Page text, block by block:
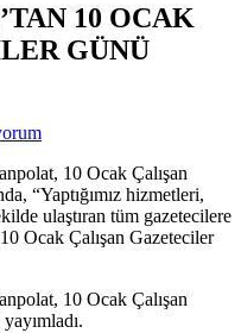
10 OCAK
GÜNÜ
10 Ocak Çalışan
“Yaptığımız hizmetleri,
ulaştıran tüm gazetecilere
Ocak Çalışan Gazeteciler
10 Ocak Çalışan